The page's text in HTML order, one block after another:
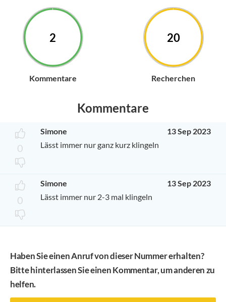
2
Kommentare
20
Recherchen
Kommentare
0
Simone
13 Sep 2023
Lässt immer nur ganz kurz klingeln
0
Simone
13 Sep 2023
Lässt immer nur 2-3 mal klingeln
Haben Sie einen Anruf von dieser Nummer erhalten?
Bitte hinterlassen Sie einen Kommentar, um anderen zu
helfen.